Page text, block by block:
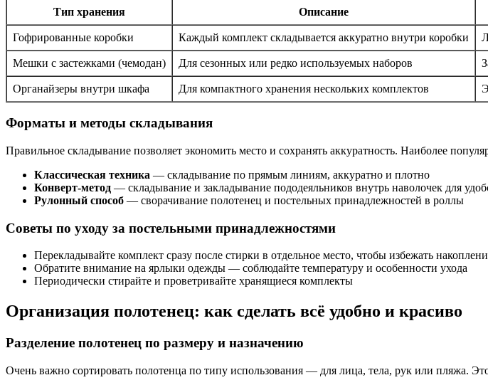
Тип хранения Описание
Гофрированные коробки Каждый комплект складывается аккуратно внутри коробки
Мешки с застежками (чемодан) Для сезонных или редко используемых наборов
Органайзеры внутри шкафа Для компактного хранения нескольких комплектов
Форматы и методы складывания
Правильное складывание позволяет экономить место и сохранять аккуратность. Наиболее
Классическая техника — складывание по прямым линиям, аккуратно и плотно
Конверт-метод — складывание и закладывание пододеяльников внутрь наволочек для
Рулонный способ — сворачивание полотенец и постельных принадлежностей в роллы
Советы по уходу за постельными принадлежностями
Перекладывайте комплект сразу после стирки в отдельное место, чтобы избежать
Обратите внимание на ярлыки одежды — соблюдайте температуру и особенности ухода
Периодически стирайте и проветривайте хранящиеся комплекты
Организация полотенец: как сделать всё удобно и красиво
Разделение полотенец по размеру и назначению
Очень важно сортировать полотенца по типу использования — для лица, тела, рук или пляжа.